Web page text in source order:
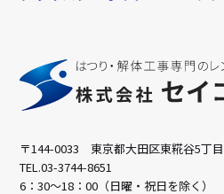
〒144-0033 東京都大田区東糀谷5丁
TEL.03-3744-8651
6：30～18：00（日曜・祝日を除く）